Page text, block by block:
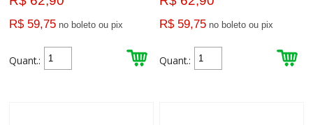
R$ 59,75 no boleto ou pix
Quant.:
R$ 59,75 no boleto ou pix
Quant.: